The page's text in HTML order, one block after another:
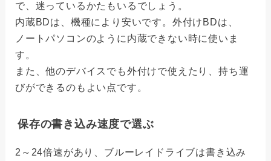
で、迷っているかたもいるでしょう。
内蔵BDは、機種により安いです。外付けBDは、
ノートパソコンのように内蔵できない時に使いま
す。
また、他のデバイスでも外付けで使えたり、持ち運
びができるのもよい点です。
保存の書き込み速度で選ぶ
2～24倍速があり、ブルーレイドライブは書き込み